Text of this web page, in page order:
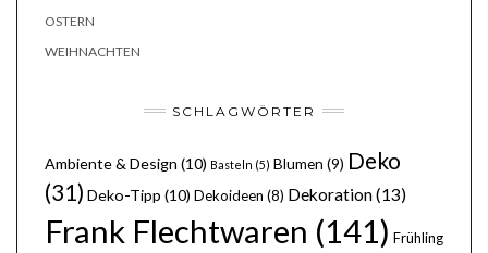
OSTERN
WEIHNACHTEN
SCHLAGWÖRTER
Ambiente & Design (10) Basteln (5) Blumen (9) Deko
(31) Deko-Tipp (10) Dekoideen (8) Dekoration(13)
Frank Flechtwaren (141) Frühling